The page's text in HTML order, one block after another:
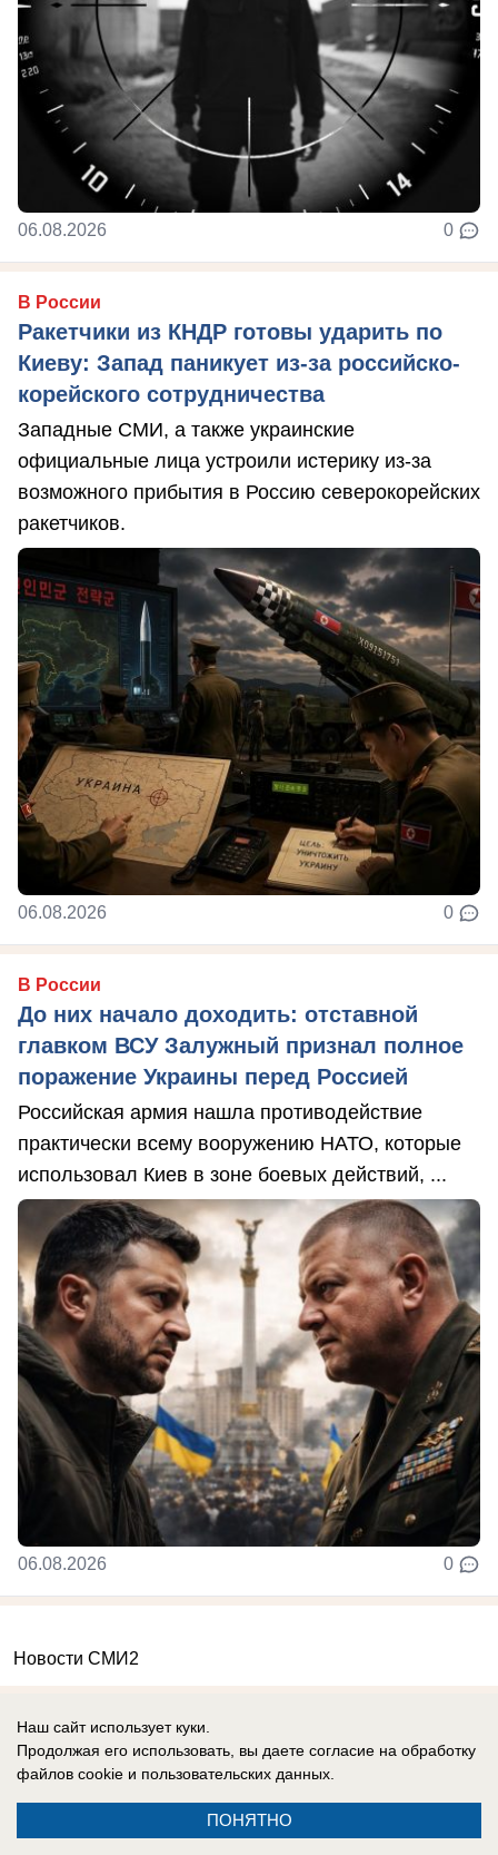
06.08.2026 0
В России
Ракетчики из КНДР готовы ударить по
Киеву: Запад паникует из-за российско-
корейского сотрудничества
Западные СМИ, а также украинские
официальные лица устроили истерику из-за
возможного прибытия в Россию северокорейских
ракетчиков.
06.08.2026 0
В России
До них начало доходить: отставной
главком ВСУ Залужный признал полное
поражение Украины перед Россией
Российская армия нашла противодействие
практически всему вооружению НАТО, которые
использовал Киев в зоне боевых действий, ...
06.08.2026 0
Новости СМИ2
Реклама на сайте
Вакансии
Наш сайт использует куки.
Продолжая его использовать, вы даете согласие на обработку
файлов cookie и пользовательских данных.
ПОНЯТНО